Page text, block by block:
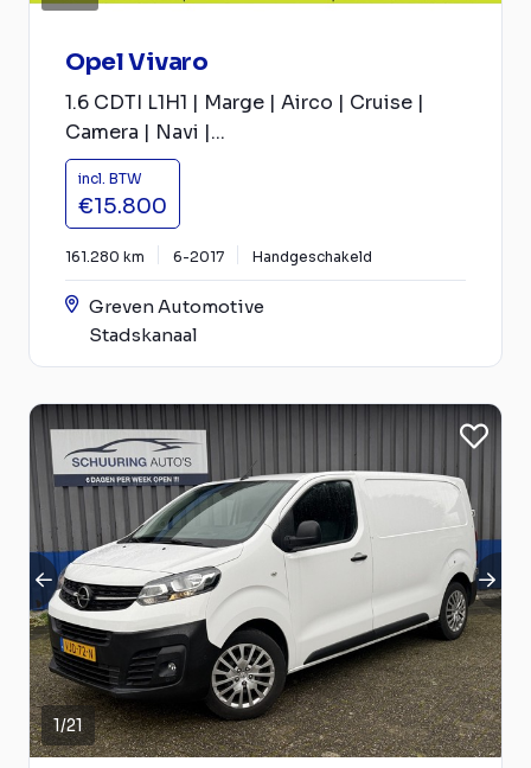
Opel Vivaro
1.6 CDTI L1H1 | Marge | Airco | Cruise |
Camera | Navi |...
incl. BTW
€15.800
161.280 km 6-2017 Handgeschakeld
Greven Automotive
Stadskanaal
1/21